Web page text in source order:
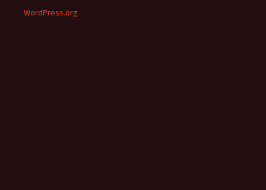
WordPress.org